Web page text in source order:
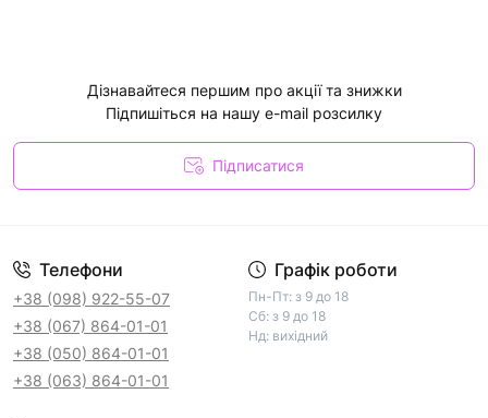
Дізнавайтеся першим про акції та знижки
Підпишіться на нашу e-mail розсилку
Підписатися
Телефони
+38 (098) 922-55-07
+38 (067) 864-01-01
+38 (050) 864-01-01
+38 (063) 864-01-01
Графік роботи
Пн-Пт: з 9 до 18
Сб: з 9 до 18
Нд: вихідний